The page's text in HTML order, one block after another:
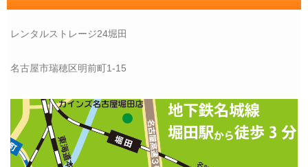
レンタルストレージ24堀田
名古屋市瑞穂区明前町1-15